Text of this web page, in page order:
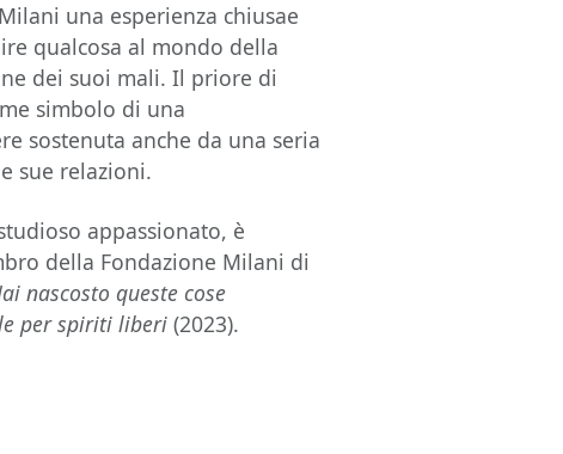
una esperienza chiusae
qualcosa al mondo della
dei suoi mali. Il priore di
simbolo di una
sostenuta anche da una seria
sue relazioni.
appassionato, è
della Fondazione Milani di
nascosto queste cose
per spiriti liberi (2023).